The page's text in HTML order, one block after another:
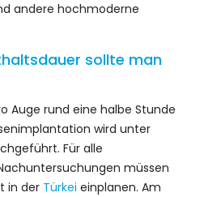
andere hochmoderne
sollte man
Auge rund eine halbe Stunde
wird unter
Für alle
müssen
in der Türkei einplanen. Am